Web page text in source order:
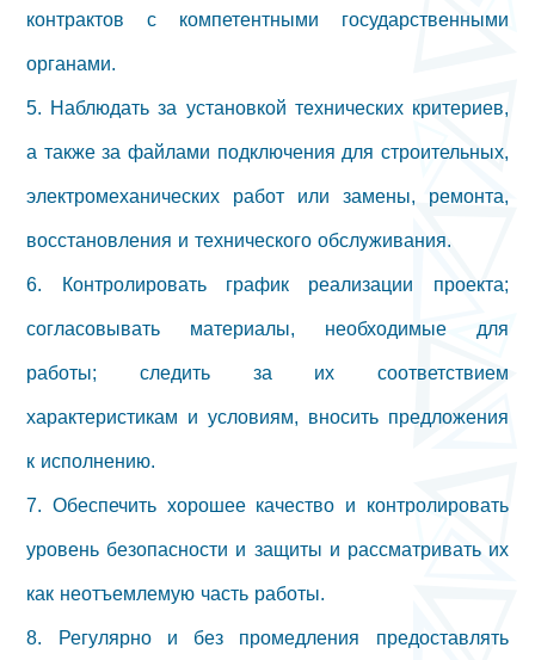
контрактов с компетентными государственными
органами.
5. Наблюдать за установкой технических критериев,
а также за файлами подключения для строительных,
электромеханических работ или замены, ремонта,
восстановления и технического обслуживания.
6. Контролировать график реализации проекта;
согласовывать материалы, необходимые для
работы; следить за их соответствием
характеристикам и условиям, вносить предложения
к исполнению.
7. Обеспечить хорошее качество и контролировать
уровень безопасности и защиты и рассматривать их
как неотъемлемую часть работы.
8. Регулярно и без промедления предоставлять